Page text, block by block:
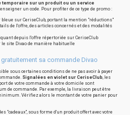
sur un produit ou un service
un code. Pour profiter de ce type de promo :
sur CeriseClub, portant la mention "réductions"
de l'offre, des articles concernés et des modalités
depuis l'offre répertoriée sur CeriseClub
le site Divao de manière habituelle
sa commande Divao
sous certaines conditions de ne pas avoir à payer
Signalées en violet sur CeriseClub, les
de votre commande à votre domicile sont
de commande. Par exemple, la livraison peut être
Vérifiez alors le montant de votre panier pour
"cadeaux", sous forme d'un produit offert avec votre